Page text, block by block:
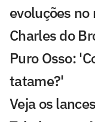
evoluções
Charles do
Puro Osso:
tatame?'
Veja os